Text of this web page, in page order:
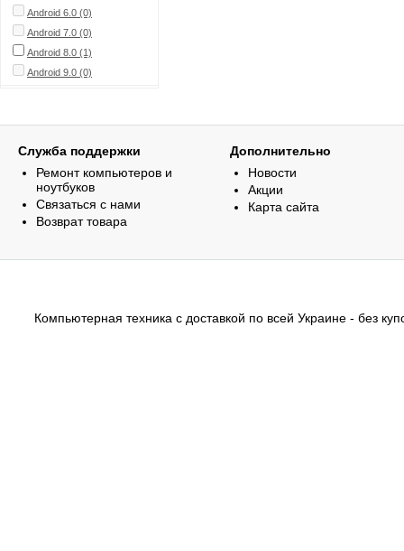
Android 6.0 (0)
Android 7.0 (0)
Android 8.0 (1)
Android 9.0 (0)
Служба поддержки
Ремонт компьютеров и
ноутбуков
Связаться с нами
Возврат товара
Дополнительно
Новости
Акции
Карта сайта
Компьютерная техника с доставкой по всей Украине - без